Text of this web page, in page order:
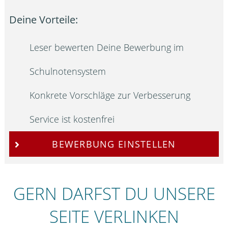
Deine Vorteile:
Leser bewerten Deine Bewerbung im
Schulnotensystem
Konkrete Vorschläge zur Verbesserung
Service ist kostenfrei
BEWERBUNG EINSTELLEN
GERN DARFST DU UNSERE
SEITE VERLINKEN